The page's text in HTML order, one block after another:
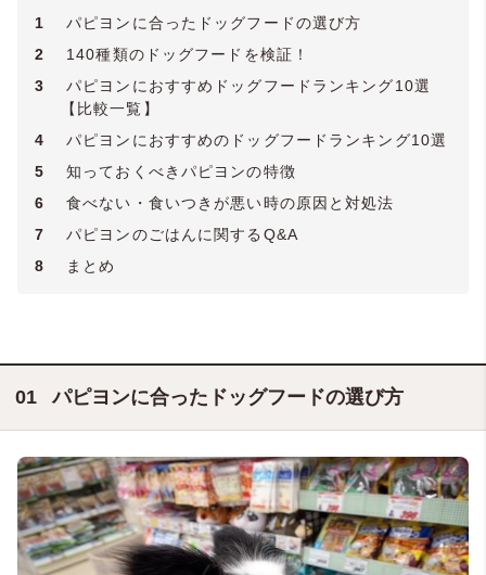
1
パピヨンに合ったドッグフードの選び方
2
140種類のドッグフードを検証！
3
パピヨンにおすすめドッグフードランキング10選
【比較一覧】
4
パピヨンにおすすめのドッグフードランキング10選
5
知っておくべきパピヨンの特徴
6
食べない・食いつきが悪い時の原因と対処法
7
パピヨンのごはんに関するQ&A
8
まとめ
パピヨンに合ったドッグフードの選び方